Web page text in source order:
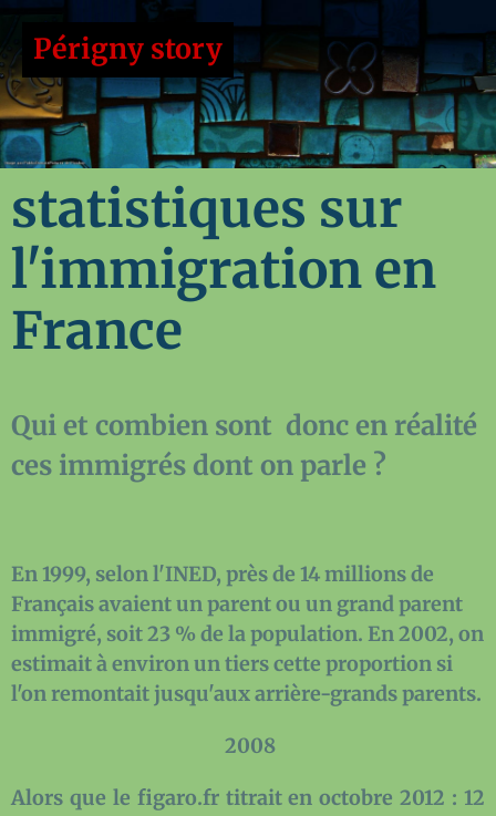
Périgny story
statistiques sur
l'immigration en
France
Qui et combien sont donc en réalité
ces immigrés dont on parle ?
En 1999, selon l'INED, près de 14 millions de
Français avaient un parent ou un grand parent
immigré, soit 23 % de la population. En 2002, on
estimait à environ un tiers cette proportion si
l'on remontait jusqu'aux arrière-grands parents.
2008
Alors que le figaro.fr titrait en octobre 2012 : 12